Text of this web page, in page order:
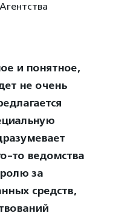
и понятное,
не очень
то ведомства
за
средств,